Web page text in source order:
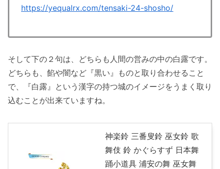
https://yequalrx.com/tensaki-24-shosho/
そして下の２句は、どちらも人間の営みの中の白露です。
どちらも、餡や闇など『黒い』ものと取り合わせること
で、『白露』という漢字の持つ城のイメージをうまく取り
込むことが出来ていますね。
神楽鈴 三番叟鈴 巫女鈴 歌
舞伎 鈴 かぐらすず 日本舞
踊小道具 浦安の舞 巫女舞